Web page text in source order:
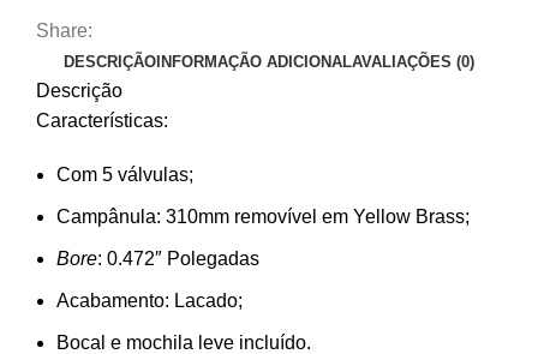
Share:
DESCRIÇÃOINFORMAÇÃO ADICIONALAVALIAÇÕES (0)
Descrição
Características:
Com 5 válvulas;
Campânula: 310mm removível em Yellow Brass;
Bore: 0.472″ Polegadas
Acabamento: Lacado;
Bocal e mochila leve incluído.